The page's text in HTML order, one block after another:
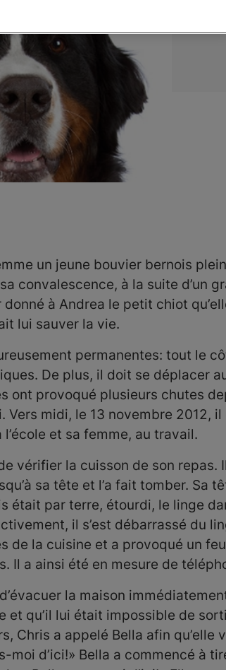
un jeune bouvier bernois
convalescence, à la suite d’un
à Andrea le petit chiot
lui sauver la vie.
permanentes: tout le
De plus, il doit se déplacer
provoqué plusieurs chutes
midi, le 13 novembre 2012,
et sa femme, au travail.
vérifier la cuisson de son repas.
sa tête et l’a fait tomber. Sa
était par terre, étourdi, le linge
il s’est débarrassé du
de la cuisine et a provoqué un
a ainsi été en mesure de
la maison
et qu’il lui était impossible de
Chris a appelé Bella afin qu’elle
d’ici!» Bella a commencé à